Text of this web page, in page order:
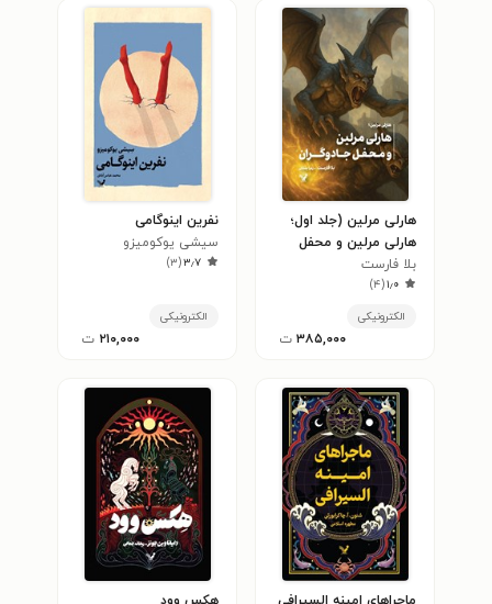
هارلی مرلین (جلد اول؛
هارلی مرلین و محفل
جادوگران)
بلا فارست
۱٫۰(۴)
الکترونیکی
۳۸۵,۰۰۰ ت
نفرین اینوگامی
سیشی یوکومیزو
۳٫۷(۳)
الکترونیکی
۲۱۰,۰۰۰ ت